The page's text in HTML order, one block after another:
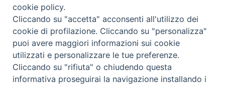
Contatti & Info
cookie policy.
Cliccando su "accetta" acconsenti all'utilizzo dei
cookie di profilazione. Cliccando su "personalizza"
puoi avere maggiori informazioni sui cookie
utilizzati e personalizzare le tue preferenze.
Cliccando su "rifiuta" o chiudendo questa
informativa proseguirai la navigazione installando i